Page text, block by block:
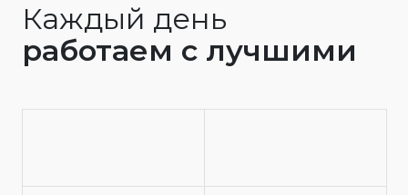
Каждый день
работаем с лучшими